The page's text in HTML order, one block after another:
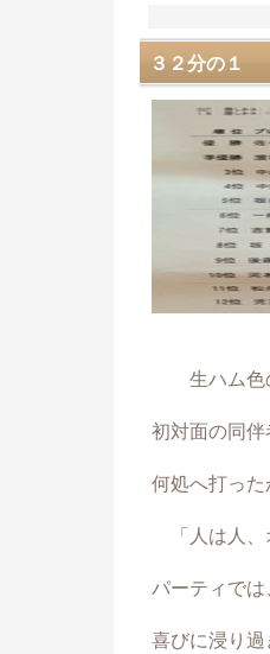
３２分の１
生ハム色
初対面の同
何処へ打っ
「人は人、
パーティで
喜びに浸り